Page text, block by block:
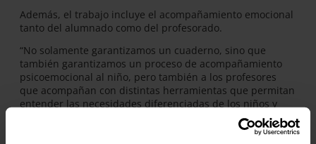
Además, el trabajo incluye el acompañamiento emocional
tanto del alumnado como del profesorado.
“No solamente garantizamos un cuaderno, sino que
también garantizamos un proceso de acompañamiento
psicoemocional al niño, pero también a los profesores
que acompañan con distintas herramientas que permitan
entender las necesidades diferenciadas de los niños y